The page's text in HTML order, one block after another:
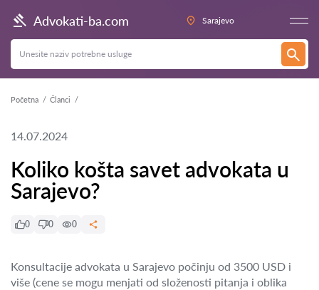
Advokati-ba.com Sarajevo
Početna Članci
14.07.2024
Koliko košta savet advokata u
Sarajevo?
0 0 0
Konsultacije advokata u Sarajevo počinju od 3500 USD i
više (cene se mogu menjati od složenosti pitanja i oblika